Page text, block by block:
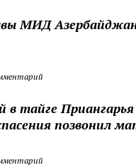
МИД
тайге Приангарья
позвонил